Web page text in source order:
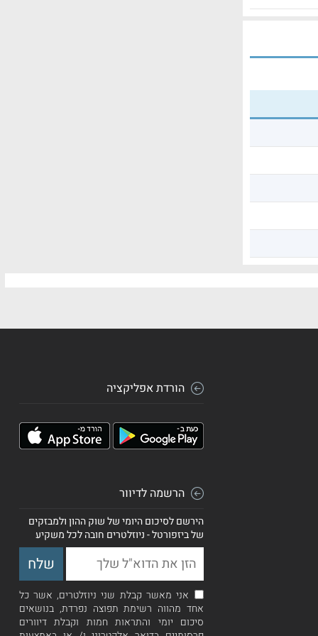
הורדת אפליקציה
הרשמה לדיוור
הירשם לסיכום היומי של שוק ההון ולמבזקים
של ביזפורטל - ניוזלטרים חובה לכל משקיע
אני מאשר קבלת שני ניוזלטרים, אשר כל
אחד מהווה רשימת תפוצה נפרדת, בנושאים
סיכום יומי והתראות חמות וקבלת דיוורים